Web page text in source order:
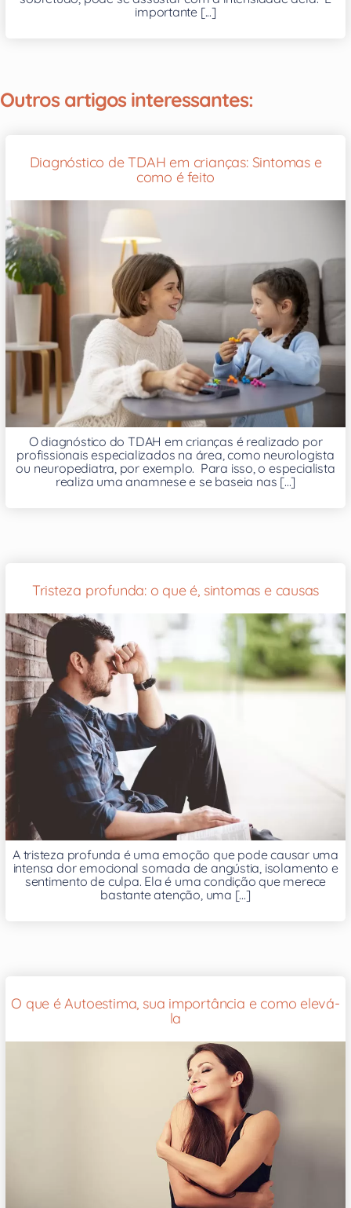
importante [...]
Outros artigos interessantes:
Diagnóstico de TDAH em crianças: Sintomas e
como é feito
O diagnóstico do TDAH em crianças é realizado por
profissionais especializados na área, como neurologista
ou neuropediatra, por exemplo. Para isso, o especialista
realiza uma anamnese e se baseia nas [...]
Tristeza profunda: o que é, sintomas e causas
A tristeza profunda é uma emoção que pode causar uma
intensa dor emocional somada de angústia, isolamento e
sentimento de culpa. Ela é uma condição que merece
bastante atenção, uma [...]
O que é Autoestima, sua importância e como elevá-
la